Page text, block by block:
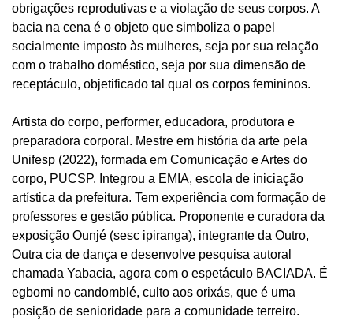
obrigações reprodutivas e a violação de seus corpos. A
bacia na cena é o objeto que simboliza o papel
socialmente imposto às mulheres, seja por sua relação
com o trabalho doméstico, seja por sua dimensão de
receptáculo, objetificado tal qual os corpos femininos.
Artista do corpo, performer, educadora, produtora e
preparadora corporal. Mestre em história da arte pela
Unifesp (2022), formada em Comunicação e Artes do
corpo, PUCSP. Integrou a EMIA, escola de iniciação
artística da prefeitura. Tem experiência com formação de
professores e gestão pública. Proponente e curadora da
exposição Ounjé (sesc ipiranga), integrante da Outro,
Outra cia de dança e desenvolve pesquisa autoral
chamada Yabacia, agora com o espetáculo BACIADA. É
egbomi no candomblé, culto aos orixás, que é uma
posição de senioridade para a comunidade terreiro.